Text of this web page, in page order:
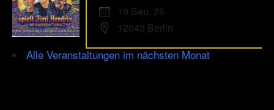
19 Sep. 26
12043 Berlin
Alle Veranstaltungen im nächsten Monat